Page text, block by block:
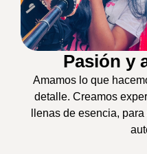
Pasión y
Amamos lo que
detalle. Creamos
llenas de esencia,